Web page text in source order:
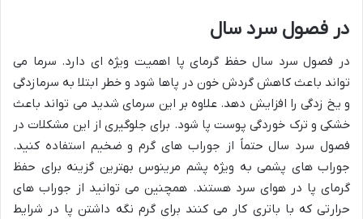
در فصول سرد سال
در فصول سرد سال حفظ گرمای پا اهمیت ویژه ای دارد. سرما می
تواند باعث کاهش گردش خون در پاها شود و خطر ابتلا به سرمازدگی
و یخ زدگی را افزایش دهد. علاوه بر این سرمای شدید می تواند باعث
خشکی و ترک خوردگی پوست پا شود. برای جلوگیری از این مشکلات در
فصول سرد سال حتماً از جوراب های گرم و ضخیم استفاده کنید.
جوراب های پشمی به ویژه پشم مرینوس بهترین گزینه برای حفظ
گرمای پا در هوای سرد هستند. همچنین می توانید از جوراب های
حرارتی که با باتری کار می کنند برای گرم نگه داشتن پا در شرایط